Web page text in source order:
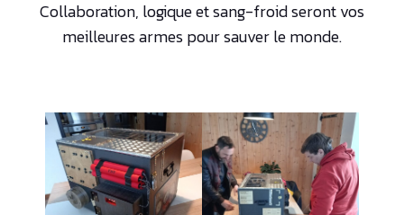
Collaboration, logique et sang-froid seront vos
meilleures armes pour sauver le monde.